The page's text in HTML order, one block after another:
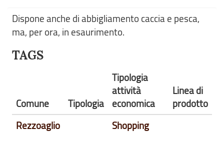
Dispone anche di abbigliamento caccia e pesca,
ma, per ora, in esaurimento.
TAGS
Comune Tipologia
Tipologia
attività
economica
Linea di
prodotto
Rezzoaglio
Shopping